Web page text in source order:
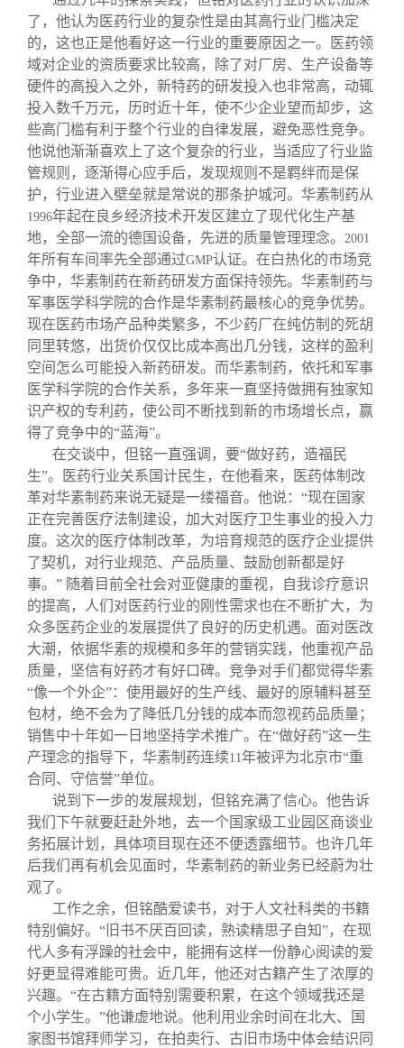
了，他认为医药行业的复杂性是由其高行业门槛决定
的，这也正是他看好这一行业的重要原因之一。医药领
域对企业的资质要求比较高，除了对厂房、生产设备等
硬件的高投入之外，新特药的研发投入也非常高，动辄
投入数千万元，历时近十年，使不少企业望而却步，这
些高门槛有利于整个行业的自律发展，避免恶性竞争。
他说他渐渐喜欢上了这个复杂的行业，当适应了行业监
管规则，逐渐得心应手后，发现规则不是羁绊而是保
护，行业进入壁垒就是常说的那条护城河。华素制药从
1996年起在良乡经济技术开发区建立了现代化生产基
地，全部一流的德国设备，先进的质量管理理念。
2001
年所有车间率先全部通过GMP认证。在白热化的市场竞
争中，华素制药在新药研发方面保持领先。华素制药与
军事医学科学院的合作是华素制药最核心的竞争优势。
现在医药市场产品种类繁多，不少药厂在纯仿制的死胡
同里转悠，出货价仅仅比成本高出几分钱，这样的盈利
空间怎么可能投入新药研发。而华素制药，依托和军事
医学科学院的合作关系，多年来一直坚持做拥有独家知
识产权的专利药，使公司不断找到新的市场增长点，赢
得了竞争中的“蓝海”。
在交谈中，但铭一直强调，要“做好药，造福民
生”。医药行业关系国计民生，在他看来，医药体制改
革对华素制药来说无疑是一缕福音。他说：“现在国家
正在完善医疗法制建设，加大对医疗卫生事业的投入力
度。这次的医疗体制改革，为培育规范的医疗企业提供
了契机，对行业规范、产品质量、鼓励创新都是好
事。” 随着目前全社会对亚健康的重视，自我诊疗意识
的提高，人们对医药行业的刚性需求也在不断扩大，为
众多医药企业的发展提供了良好的历史机遇。面对医改
大潮，依据华素的规模和多年的营销实践，他重视产品
质量，坚信有好药才有好口碑。竞争对手们都觉得华素
“像一个外企”：使用最好的生产线、最好的原辅料甚至
包材，绝不会为了降低几分钱的成本而忽视药品质量；
销售中十年如一日地坚持学术推广。在“做好药”这一生
产理念的指导下，华素制药连续11年被评为北京市“重
合同、守信誉”单位。
说到下一步的发展规划，但铭充满了信心。他告诉
我们下午就要赶赴外地，去一个国家级工业园区商谈业
务拓展计划，具体项目现在还不便透露细节。也许几年
后我们再有机会见面时，华素制药的新业务已经蔚为壮
观了。
工作之余，但铭酷爱读书，对于人文社科类的书籍
特别偏好。“旧书不厌百回读，熟读精思子自知”，在现
代人多有浮躁的社会中，能拥有这样一份静心阅读的爱
好更显得难能可贵。近几年，他还对古籍产生了浓厚的
兴趣。“在古籍方面特别需要积累，在这个领域我还是
个小学生。”他谦虚地说。他利用业余时间在北大、国
家图书馆拜师学习，在拍卖行、古旧市场中体会结识同